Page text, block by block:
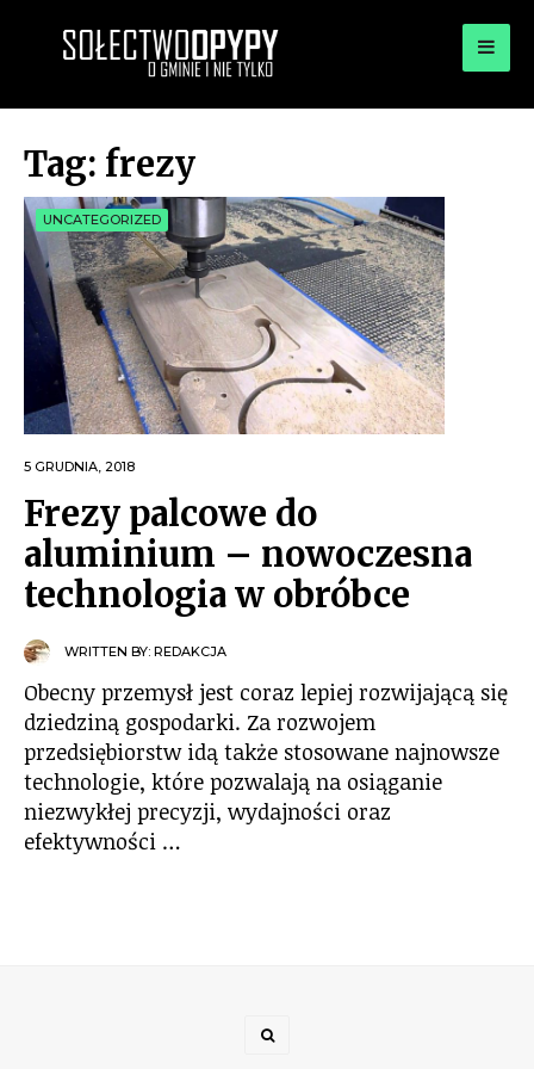
OPYPY.PL
Tag: frezy
UNCATEGORIZED
5 GRUDNIA, 2018
Frezy palcowe do
aluminium – nowoczesna
technologia w obróbce
WRITTEN BY: REDAKCJA
Obecny przemysł jest coraz lepiej rozwijającą się
dziedziną gospodarki. Za rozwojem
przedsiębiorstw idą także stosowane najnowsze
technologie, które pozwalają na osiąganie
niezwykłej precyzji, wydajności oraz
efektywności …